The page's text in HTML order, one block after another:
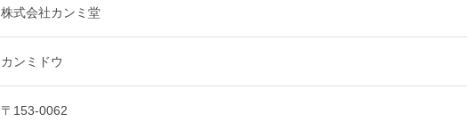
株式会社カンミ堂
カンミドウ
〒153-0062